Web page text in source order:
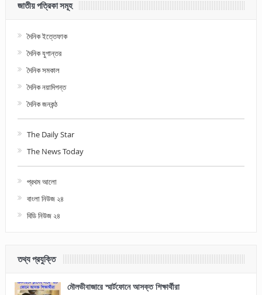
জাতীয় পত্রিকা সমূহ
দৈনিক ইত্তেফাক
দৈনিক যুগান্তর
দৈনিক সমকাল
দৈনিক নয়াদিগন্ত
দৈনিক জনকন্ঠ
The Daily Star
The News Today
প্রথম আলো
বাংলা নিউজ ২৪
বিডি নিউজ ২৪
তথ্য প্রযুক্তি
মৌলভীবাজারে স্মার্টফোনে আসক্ত শিক্ষার্থীরা